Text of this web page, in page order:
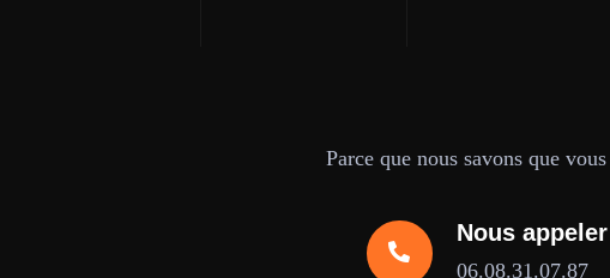
Parce que nous savons que
Nous
06.08.31.07.87